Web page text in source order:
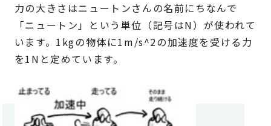
力の大きさはニュートンさんの名前にちなんで
「ニュートン」という単位（記号はN）が使われて
います。1kgの物体に1m/s^2の加速度を受ける力
を1Nと定めています。